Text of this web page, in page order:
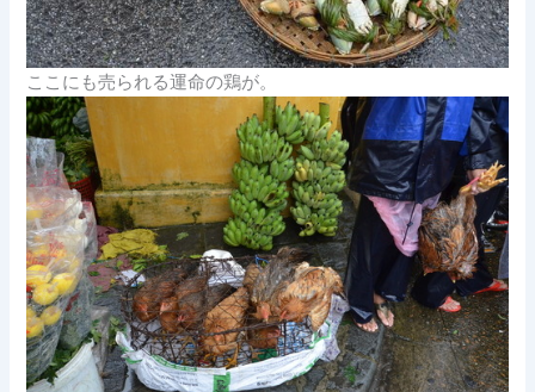
ここにも売られる運命の鶏が。